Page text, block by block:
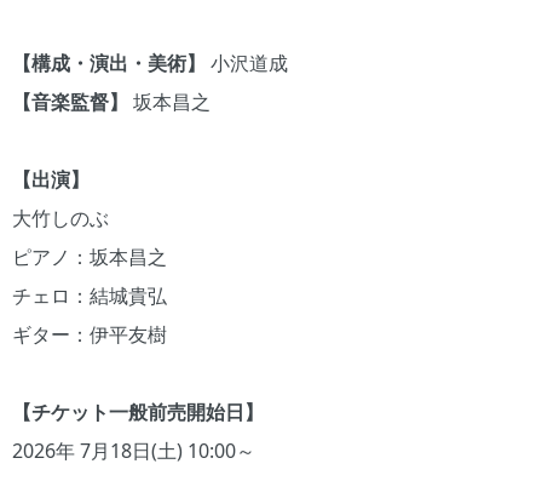
【構成・演出・美術】 小沢道成
【音楽監督】 坂本昌之
【出演】
大竹しのぶ
ピアノ：坂本昌之
チェロ：結城貴弘
ギター：伊平友樹
【チケット一般前売開始日】
2026年 7月18日(土) 10:00～